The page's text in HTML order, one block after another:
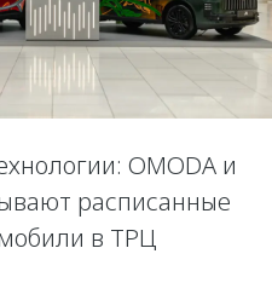
OMODA и
расписанные
в ТРЦ